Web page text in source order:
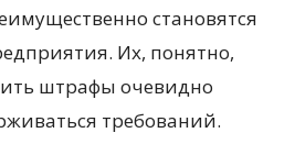
становятся
Их, понятно,
штрафы очевидно
требований.